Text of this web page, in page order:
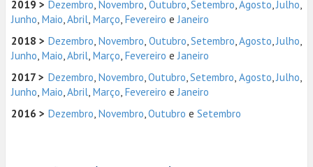
2019 > Dezembro, Novembro, Outubro,Setembro,Agosto,Julho,
Junho, Maio,Abril, Março, Fevereiro eJaneiro
2018 > Dezembro, Novembro, Outubro,Setembro,Agosto,Julho,
Junho, Maio,Abril, Março, Fevereiro eJaneiro
2017 > Dezembro, Novembro,Outubro,Setembro, Agosto,Julho,
Junho, Maio,Abril, Março, Fevereiro eJaneiro
2016 > Dezembro, Novembro,Outubro e Setembro